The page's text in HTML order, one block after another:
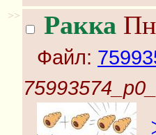
>> Ракка
Файл: